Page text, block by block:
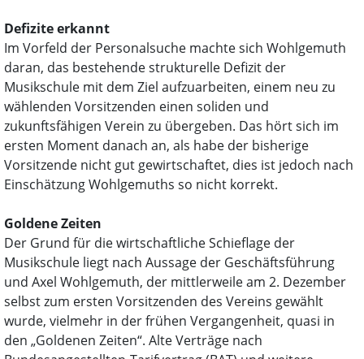
Defizite erkannt
Im Vorfeld der Personalsuche machte sich Wohlgemuth
daran, das bestehende strukturelle Defizit der
Musikschule mit dem Ziel aufzuarbeiten, einem neu zu
wählenden Vorsitzenden einen soliden und
zukunftsfähigen Verein zu übergeben. Das hört sich im
ersten Moment danach an, als habe der bisherige
Vorsitzende nicht gut gewirtschaftet, dies ist jedoch nach
Einschätzung Wohlgemuths so nicht korrekt.
Goldene Zeiten
Der Grund für die wirtschaftliche Schieflage der
Musikschule liegt nach Aussage der Geschäftsführung
und Axel Wohlgemuth, der mittlerweile am 2. Dezember
selbst zum ersten Vorsitzenden des Vereins gewählt
wurde, vielmehr in der frühen Vergangenheit, quasi in
den „Goldenen Zeiten“. Alte Verträge nach